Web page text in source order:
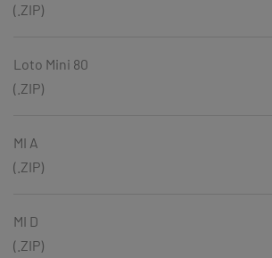
(.ZIP)
Loto Mini 80
(.ZIP)
MI A
(.ZIP)
MI D
(.ZIP)